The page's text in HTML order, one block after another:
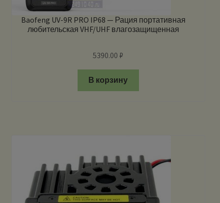
Baofeng UV-9R PRO IP68 — Рация портативная
любительская VHF/UHF влагозащищенная
5390.00₽
В корзину